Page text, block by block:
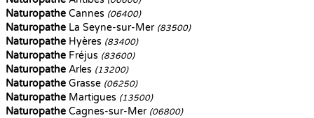
Naturopathe Cannes (06400)
Naturopathe La Seyne-sur-Mer (83500)
Naturopathe Hyères (83400)
Naturopathe Fréjus (83600)
Naturopathe Arles (13200)
Naturopathe Grasse (06250)
Naturopathe Martigues (13500)
Naturopathe Cagnes-sur-Mer (06800)